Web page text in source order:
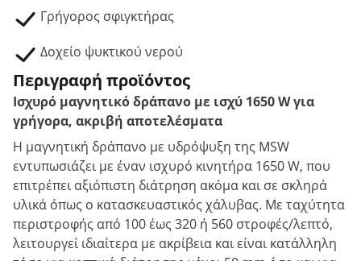
Γρήγορος σφιγκτήρας
Δοχείο ψυκτικού νερού
Περιγραφή προϊόντος
Ισχυρό μαγνητικό δράπανο με ισχύ 1650 W για
γρήγορα, ακριβή αποτελέσματα
Η μαγνητική δράπανο με υδρόψυξη της MSW
εντυπωσιάζει με έναν ισχυρό κινητήρα 1650 W, που
επιτρέπει αξιόπιστη διάτρηση ακόμα και σε σκληρά
υλικά όπως ο κατασκευαστικός χάλυβας. Με ταχύτητα
περιστροφής από 100 έως 320 ή 560 στροφές/λεπτό,
λειτουργεί ιδιαίτερα με ακρίβεια και είναι κατάλληλη